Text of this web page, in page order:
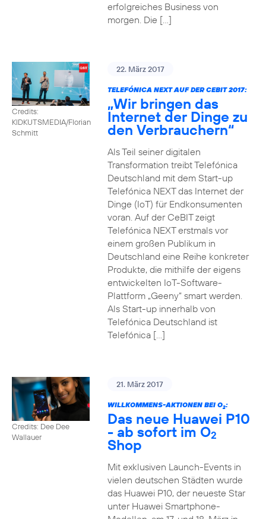
erfolgreiches Business von
morgen. Die […]
Credits:
KIDKUTSMEDIA/Florian
Schmitt
22. März 2017
TELEFÓNICA NEXT AUF DER CEBIT 2017:
„Wir bringen das
Internet der Dinge zu
den Verbrauchern“
Als Teil seiner digitalen
Transformation treibt Telefónica
Deutschland mit dem Start-up
Telefónica NEXT das Internet der
Dinge (IoT) für Endkonsumenten
voran. Auf der CeBIT zeigt
Telefónica NEXT erstmals vor
einem großen Publikum in
Deutschland eine Reihe konkreter
Produkte, die mithilfe der eigens
entwickelten IoT-Software-
Plattform „Geeny“ smart werden.
Als Start-up innerhalb von
Telefónica Deutschland ist
Telefónica […]
Credits: Dee Dee
Wallauer
21. März 2017
WILLKOMMENS-AKTIONEN BEI O2:
Das neue Huawei P10
- ab sofort im O2
Shop
Mit exklusiven Launch-Events in
vielen deutschen Städten wurde
das Huawei P10, der neueste Star
unter Huawei Smartphone-